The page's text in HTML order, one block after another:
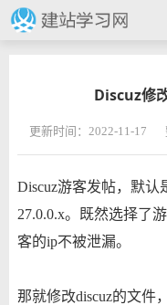
Discuz修
更新时间：2022-11-17
Discuz游客发帖，默认
27.0.0.x。既然选择了
客的ip不被泄漏。
那就修改discuz的文件